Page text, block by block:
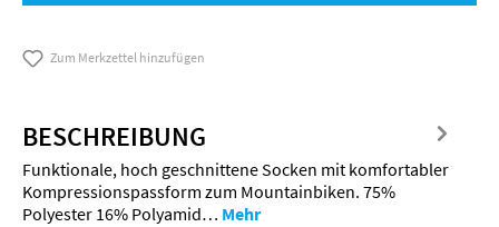
Zum Merkzettel hinzufügen
BESCHREIBUNG
Funktionale, hoch geschnittene Socken mit komfortabler
Kompressionspassform zum Mountainbiken. 75%
Polyester 16% Polyamid… Mehr